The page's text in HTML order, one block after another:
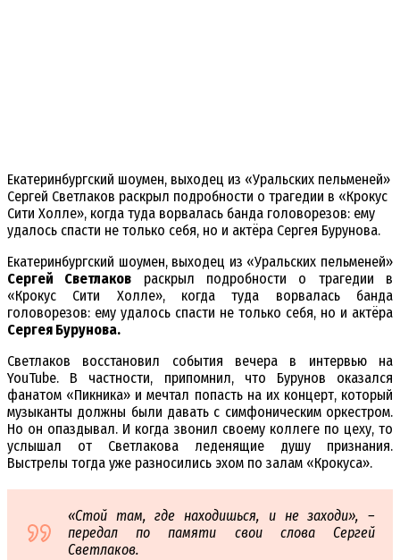
Екатеринбургский шоумен, выходец из «Уральских пельменей»
Сергей Светлаков раскрыл подробности о трагедии в «Крокус
Сити Холле», когда туда ворвалась банда головорезов: ему
удалось спасти не только себя, но и актёра Сергея Бурунова.
Екатеринбургский шоумен, выходец из «Уральских пельменей»
Сергей Светлаков раскрыл подробности о трагедии в
«Крокус Сити Холле», когда туда ворвалась банда
головорезов: ему удалось спасти не только себя, но и актёра
Сергея Бурунова.
Светлаков восстановил события вечера в интервью на
YouTube. В частности, припомнил, что Бурунов оказался
фанатом «Пикника» и мечтал попасть на их концерт, который
музыканты должны были давать с симфоническим оркестром.
Но он опаздывал. И когда звонил своему коллеге по цеху, то
услышал от Светлакова леденящие душу признания.
Выстрелы тогда уже разносились эхом по залам «Крокуса».
«Стой там, где находишься, и не заходи», –
передал по памяти свои слова Сергей
Светлаков.